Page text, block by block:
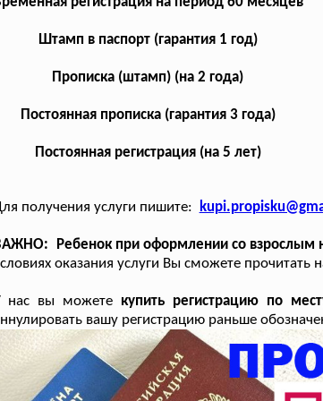
Штамп в паспорт (гарантия 1 год)
Прописка (штамп) (на 2 года)
Постоянная прописка (гарантия 3 года)
Постоянная регистрация (на 5 лет)
получения услуги пишите:
Ребенок при оформлении со взрослым
оказания услуги Вы сможете прочитать
нас вы можете купить регистрацию по
вашу регистрацию раньше